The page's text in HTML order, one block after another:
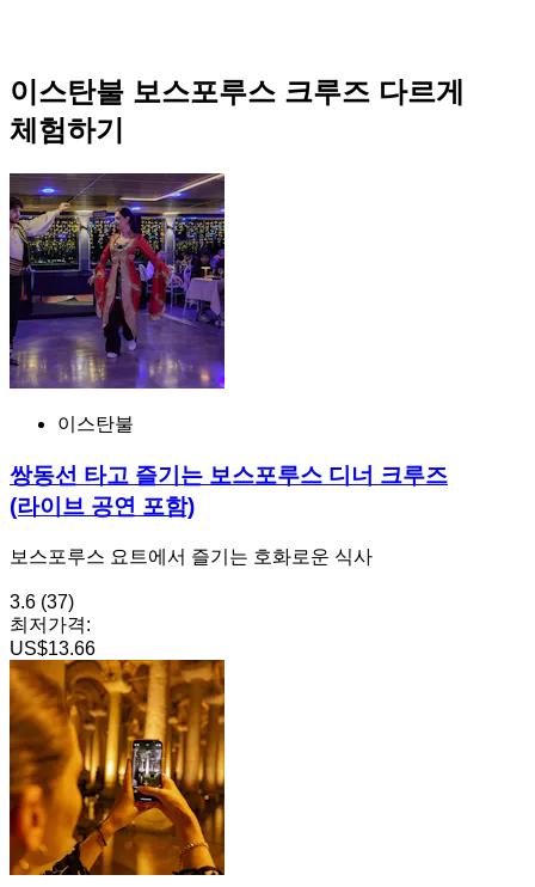
이스탄불 보스포루스 크루즈 다르게
체험하기
이스탄불
쌍동선 타고 즐기는 보스포루스 디너 크루즈
(라이브 공연 포함)
보스포루스 요트에서 즐기는 호화로운 식사
3.6 (37)
최저가격:
US$13.66